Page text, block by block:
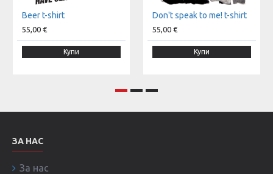
Beer t-shirt
55,00 €
Купи
Don't speak to me! t-shirt
55,00 €
Купи
ЗА НАС
За нас